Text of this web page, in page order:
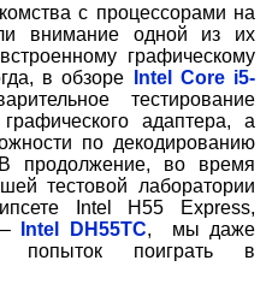
с процессорами на
внимание одной из их
графическому
в обзоре
Intel Core i5-
тестирование
графического адаптера, а
по декодированию
продолжение, во время
тестовой лаборатории
Intel H55 Express,
Intel DH55TC, мы даже
попыток поиграть в